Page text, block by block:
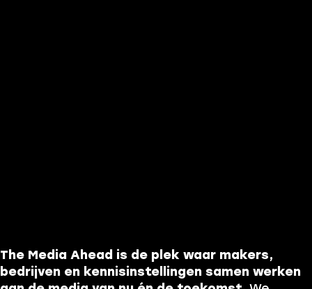
The Media Ahead is de plek waar makers,
bedrijven en kennisinstellingen samen werken